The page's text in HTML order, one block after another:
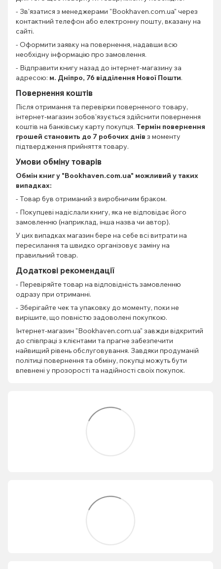
- Зв'язатися з менеджерами "Bookhaven.com.ua" через
контактний телефон або електронну пошту, вказану на
сайті.
- Оформити заявку на повернення, надавши всю
необхідну інформацію про замовлення.
- Відправити книгу назад до інтернет-магазину за
адресою: м. Дніпро, 76 відділення Нової Пошти.
Повернення коштів
Після отримання та перевірки поверненого товару,
інтернет-магазин зобов'язується здійснити повернення
коштів на банківську карту покупця. Термін повернення
грошей становить до 7 робочих днів з моменту
підтвердження прийняття товару.
Умови обміну товарів
Обмін книгу "Bookhaven.com.ua" можливий у таких
випадках:
- Товар був отриманий з виробничим браком.
- Покупцеві надіслали книгу, яка не відповідає його
замовленню (наприклад, інша назва чи автор).
У цих випадках магазин бере на себе всі витрати на
пересилання та швидко організовує заміну на
правильний товар.
Додаткові рекомендації
- Перевіряйте товар на відповідність замовленню
одразу при отриманні.
- Зберігайте чек та упаковку до моменту, поки не
вирішите, що повністю задоволені покупкою.
Інтернет-магазин "Bookhaven.com.ua" завжди відкритий
до співпраці з клієнтами та прагне забезпечити
найвищий рівень обслуговування. Завдяки продуманій
політиці повернення та обміну, покупці можуть бути
впевнені у прозорості та надійності своїх покупок.